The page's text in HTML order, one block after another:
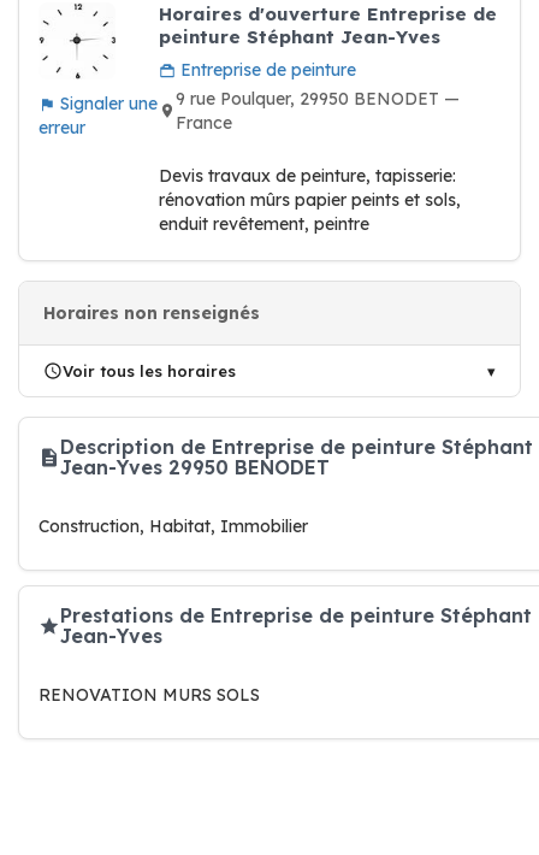
Signaler une
erreur
Horaires d'ouverture Entreprise de
peinture Stéphant Jean-Yves
Entreprise de peinture
9 rue Poulquer, 29950 BENODET —
France
Devis travaux de peinture, tapisserie:
rénovation mûrs papier peints et sols,
enduit revêtement, peintre
Horaires non renseignés
Voir tous les horaires
Description de Entreprise de peinture Stéphant
Jean-Yves 29950 BENODET
Construction, Habitat, Immobilier
Prestations de Entreprise de peinture Stéphant
Jean-Yves
RENOVATION MURS SOLS